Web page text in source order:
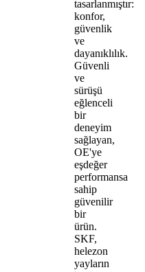
tasarlanmıştır:
konfor,
güvenlik
ve
dayanıklılık.
Güvenli
ve
sürüşü
eğlenceli
bir
deneyim
sağlayan,
OE'ye
eşdeğer
performansa
sahip
güvenilir
bir
ürün.
SKF,
helezon
yayların